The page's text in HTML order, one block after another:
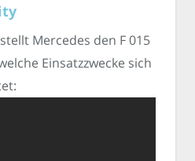
Mercedes den F 015
Einsatzzwecke sich